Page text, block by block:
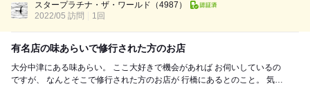
したが、まさかのお隣がお母様（笑） お話も色々とさせて頂き、楽しい
スタープラチナ・ザ・ワールド （4987）
2022/05 訪問
1回
有名店の味あらいで修行された方のお店
大分中津にある味あらい。 ここ大好きで機会があれば お伺いしているの
ですが、 なんとそこで修行された方のお店が 行橋にあるとのこと。 気に